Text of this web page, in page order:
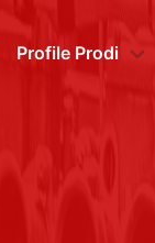
Profile Prodi